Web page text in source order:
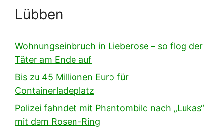
Lübben
Wohnungseinbruch in Lieberose – so flog der
Täter am Ende auf
Bis zu 45 Millionen Euro für
Containerladeplatz
Polizei fahndet mit Phantombild nach „Lukas“
mit dem Rosen-Ring